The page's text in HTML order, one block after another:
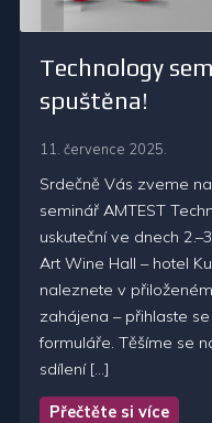
Technology
spuštěna!
11. července 2025.
Srdečně Vás zveme
seminář AMTEST
uskuteční ve dnech
Art Wine Hall – hotel
naleznete v
zahájena – přihlaste
formuláře. Těšíme se
sdílení […]
Přečtěte si více